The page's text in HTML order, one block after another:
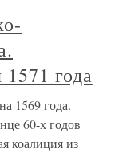
года
1569 года.
60-х годов
коалиция из